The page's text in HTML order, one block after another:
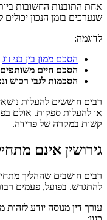
אחת התובנות החשובות
שנערכים בזמן הנכון
לדוגמה:
הסכם ממון בין בני זוג
הסכם חיים משותפים
הסכמות לגבי רכוש
רבים חוששים להעלות
או להעלות ספקות. אולם
קשות במקרה של פרידה.
גירושין אינם
רבים חושבים שההליך
להתגרש. בפועל, פעמים
עורך דין מנוסה יודע